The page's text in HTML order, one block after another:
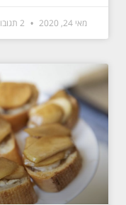
מאי 24, 2020